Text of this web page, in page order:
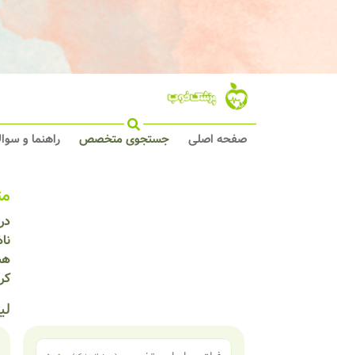
صفحه اصلی جستجوی متخصص راهنما و